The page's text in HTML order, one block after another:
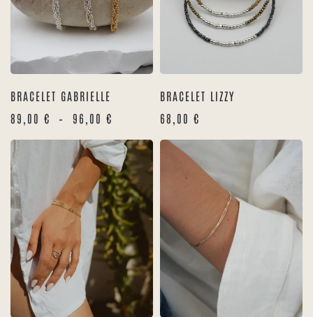
BRACELET GABRIELLE
89,00 € – 96,00 €
PRIX :
89,00 €
À
96,00 €
BRACELET LIZZY
68,00 €